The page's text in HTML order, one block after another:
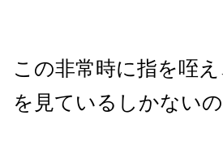
この非常時に指を咥
を見ているしかないの